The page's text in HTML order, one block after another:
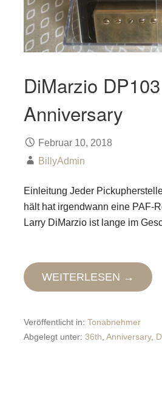
DiMarzio
Anniversary
Februar 10, 2018
BillyAdmin
Einleitung Jeder
hält hat irgendwann eine PAF-
Larry DiMarzio ist lange im
WEITERLESEN →
Veröffentlicht in: Tonabnehmer
Abgelegt unter: 36th, Anniversary,